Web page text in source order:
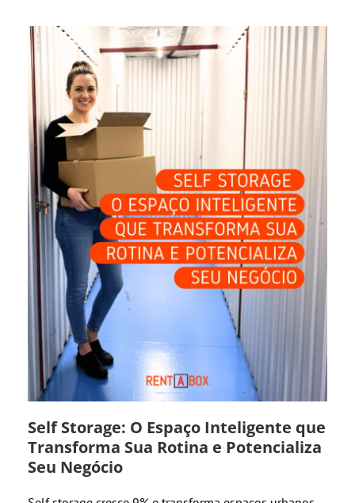
Self Storage: O Espaço Inteligente que
Transforma Sua Rotina e Potencializa
Seu Negócio